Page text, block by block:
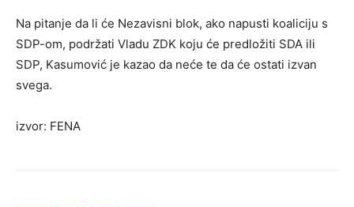
Na pitanje da li će Nezavisni blok, ako napusti koaliciju s
SDP-om, podržati Vladu ZDK koju će predložiti SDA ili
SDP, Kasumović je kazao da neće te da će ostati izvan
svega.
izvor: FENA